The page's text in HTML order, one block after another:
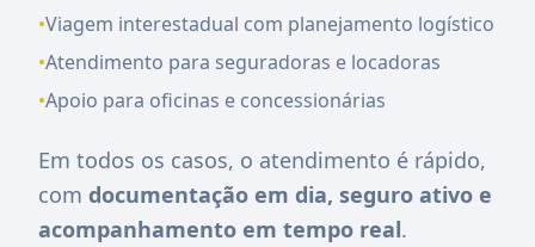
•Viagem interestadual com planejamento logístico
•Atendimento para seguradoras e locadoras
•Apoio para oficinas e concessionárias
Em todos os casos, o atendimento é rápido,
com documentação em dia, seguro ativo e
acompanhamento em tempo real.